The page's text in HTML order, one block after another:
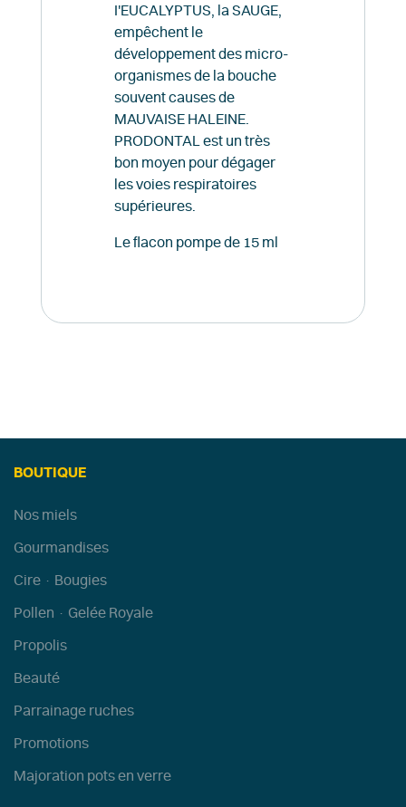
I'EUCALYPTUS, la SAUGE,
empêchent le
développement des micro-
organismes de la bouche
souvent causes de
MAUVAISE HALEINE.
PRODONTAL est un très
bon moyen pour dégager
les voies respiratoires
supérieures.
Le flacon pompe de 15 ml
BOUTIQUE
Nos miels
Gourmandises
Cire · Bougies
Pollen · Gelée Royale
Propolis
Beauté
Parrainage ruches
Promotions
Majoration pots en verre